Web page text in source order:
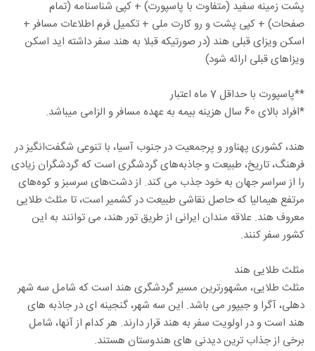
پشت زمینه سفید (متفاوت با پاسپورت) + کپی شناسنامه (تمام
صفحات) + کپی پشت و رو کارت ملی + تکمیل فرم اطلاعات مسافر +
اسکن ویزای قبلی هند (در صورتیکه قبلا به هند سفر داشته اید اسکن
ویزاهای قبلی ارائه شود)
**پاسپورت با حداقل 7 ماه اعتبار
*افراد بالای 60 سال هزینه بیمه به عهده مسافر و الزامی میباشد.
هند، کشوری پهناور و پرجمعیت در جنوب آسیا، با تنوعی شگفت‌انگیز در
فرهنگ، تاریخ، طبیعت و جاذبه‌های گردشگری است که گردشگران زیادی
را از سراسر جهان به خود جذب می کند. از دشت‌های سرسبز و کوه‌های
مرتفع هیمالیا که حاصل نقاشی طبیعت در کشمیر است، تا مثلث طلایی
معروف هند. علاقه مندان ایرانی از طریق تور هند، می توانند به این
کشور سفر کنند.
مثلث طلایی هند
مثلث طلایی، مشهورترین مسیر گردشگری هند است که شامل سه شهر
دهلی، آگرا و جیپور می باشد. این سه شهر، گنجینه ای در جاذبه های
هند است و در اولویت سفر به هند قرار دارند. هر کدام از آنها، شامل
برخی از جذاب ترین دیدنی های هندوستان هستند.